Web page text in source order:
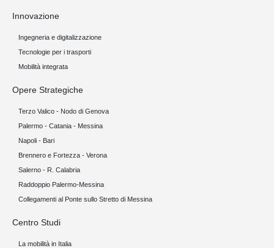
Innovazione
Ingegneria e digitalizzazione
Tecnologie per i trasporti
Mobilità integrata
Opere Strategiche
Terzo Valico - Nodo di Genova
Palermo - Catania - Messina
Napoli - Bari
Brennero e Fortezza - Verona
Salerno - R. Calabria
Raddoppio Palermo-Messina
Collegamenti al Ponte sullo Stretto di Messina
Centro Studi
La mobilità in Italia